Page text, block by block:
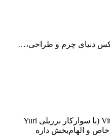
دنیای چرم و طراحی،…
این پست درباره یک اسب به نام Vitiki (با سوارکار برزیلی Yuri